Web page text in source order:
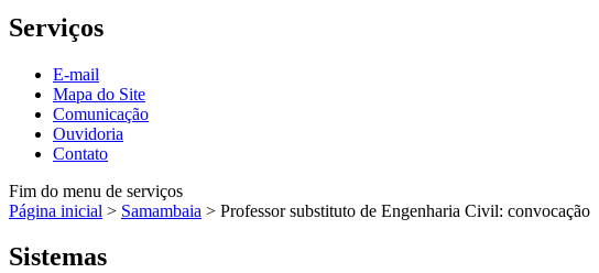
Serviços
E-mail
Mapa do Site
Comunicação
Ouvidoria
Contato
Fim do menu de serviços
Página inicial > Samambaia > Professor substituto de Engenharia Civil: convocação
Sistemas